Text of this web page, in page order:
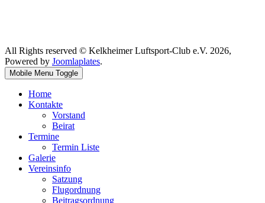
All Rights reserved © Kelkheimer Luftsport-Club e.V. 2026,
Powered by Joomlaplates.
Mobile Menu Toggle
Home
Kontakte
Vorstand
Beirat
Termine
Termin Liste
Galerie
Vereinsinfo
Satzung
Flugordnung
Beitragsordnung